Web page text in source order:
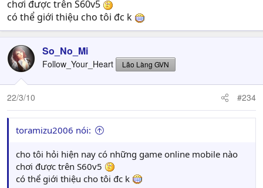
chơi được trên S60v5
có thể giới thiệu cho tôi đc k
So_No_Mi
Follow_Your_Heart Lão Làng GVN
22/3/10 #234
toramizu2006 nói:
cho tôi hỏi hiện nay có những game online mobile nào
chơi được trên S60v5
có thể giới thiệu cho tôi đc k